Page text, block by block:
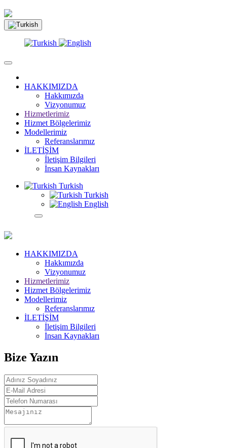
HAKKIMIZDA
Hakkımızda
Vizyonumuz
Hizmetlerimiz
Hizmet Bölgelerimiz
Modellerimiz
Referanslarımız
İLETİŞİM
İletişim Bilgileri
İnsan Kaynakları
Turkish
Turkish
English
HAKKIMIZDA
Hakkımızda
Vizyonumuz
Hizmetlerimiz
Hizmet Bölgelerimiz
Modellerimiz
Referanslarımız
İLETİŞİM
İletişim Bilgileri
İnsan Kaynakları
Bize Yazın